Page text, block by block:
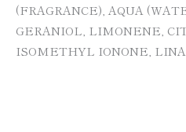
(FRAGRANCE), AQUA
GERANIOL, LIMONENE,
ISOMETHYL IONONE,